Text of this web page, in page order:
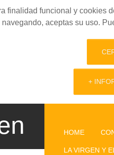
finalidad funcional y
aceptas su uso.
+
HOME
LA VIRGEN Y